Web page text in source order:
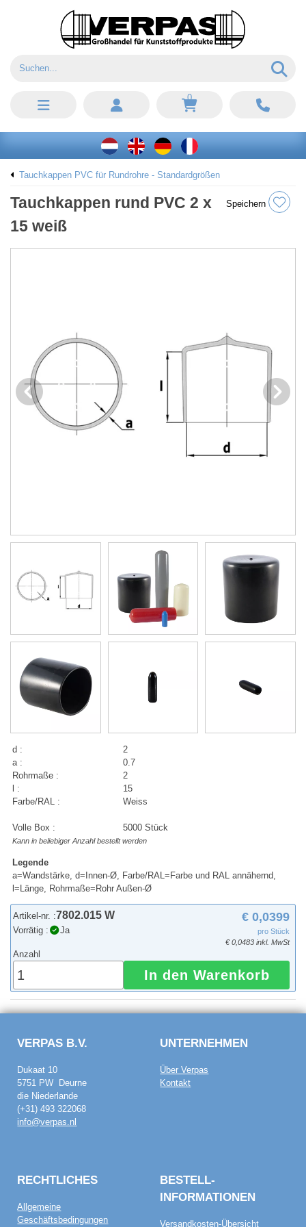
0
Tauchkappen PVC für Rundrohre - Standardgrößen
Tauchkappen rund PVC 2 x
15 weiß
Speichern
d :
2
a :
0.7
Rohrmaße :
2
l :
15
Farbe/RAL :
Weiss
Volle Box : 5000 Stück
Kann in beliebiger Anzahl bestellt werden
Legende
a=Wandstärke, d=Innen-Ø, Farbe/RAL=Farbe und RAL annähernd,
l=Länge, Rohrmaße=Rohr Außen-Ø
Artikel-nr. :7802.015 W
Vorrätig : Ja
€ 0,0399
pro Stück
€ 0,0483 inkl. MwSt
Anzahl
In den Warenkorb
VERPAS B.V.
Dukaat 10
5751 PW Deurne
die Niederlande
(+31) 493 322068
info@verpas.nl
UNTERNEHMEN
Über Verpas
Kontakt
RECHTLICHES
Allgemeine
Geschäftsbedingungen
BESTELL­
INFORMATIONEN
Versandkosten-Übersicht